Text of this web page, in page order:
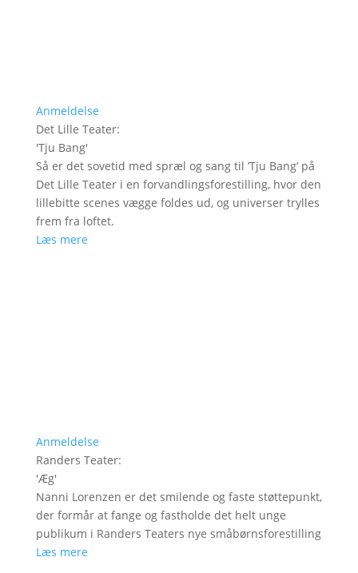
Anmeldelse
Det Lille Teater:
'Tju Bang'
Så er det sovetid med spræl og sang til ’Tju Bang’ på
Det Lille Teater i en forvandlingsforestilling, hvor den
lillebitte scenes vægge foldes ud, og universer trylles
frem fra loftet.
Læs mere
Anmeldelse
Randers Teater:
'Æg'
Nanni Lorenzen er det smilende og faste støttepunkt,
der formår at fange og fastholde det helt unge
publikum i Randers Teaters nye småbørnsforestilling
Læs mere